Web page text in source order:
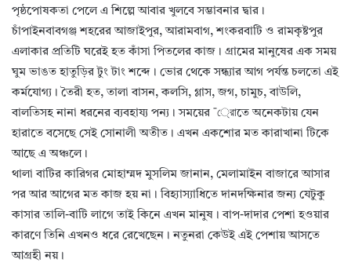
পৃষ্ঠপোষকতা পেলে এ শিল্পে আবার খুলবে সম্ভাবনার দ্বার।
চাঁপাইনবাবগঞ্জ শহরের আজাইপুর, আরামবাগ, শংকরবাটি ও রামকৃষ্টপুর
এলাকার প্রতিটি ঘরেই হত কাঁসা পিতলের কাজ। গ্রামের মানুষের এক সময়
ঘুম ভাঙত হাতুড়ির টুং টাং শব্দে। ভোর থেকে সন্ধ্যার আগ পর্যন্ত চলতো এই
কর্মযোগ্য। তৈরী হত, তালা বাসন, কলসি, গ্লাস, জগ, চামুচ, বাউলি,
বালতিসহ নানা ধরনের ব্যবহায্য পন্য। সময়ের ¯্রােতে অনেকটায় যেন
হারাতে বসেছে সেই সোনালী অতীত। এখন একশোর মত কারাখানা টিকে
আছে এ অঞ্চলে।
থালা বাটির কারিগর মোহাম্মদ মুসলিম জানান, মেলামাইন বাজারে আসার
পর আর আগের মত কাজ হয় না। বিহ্যাস্যাধিতে দানদক্ষিনার জন্য যেটুকু
কাসার তালি-বাটি লাগে তাই কিনে এখন মানুষ। বাপ-দাদার পেশা হওয়ার
কারণে তিনি এখনও ধরে রেখেছেন। নতুনরা কেউই এই পেশায় আসতে
আগ্রহী নয়।